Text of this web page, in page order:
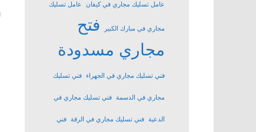
عامل تسليك مجاري في كيفان عامل تسليك
مجاري في مبارك الكبير
فتح
مجاري مسدودة
فني تسليك مجاري في الجهراء فني تسليك
مجاري في الدسمة فني تسليك مجاري في
الدعية فني تسليك مجاري في الرقة فني